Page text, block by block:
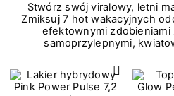
Stwórz swój viralowy, letni
Zmiksuj 7 hot wakacyjnych
efektownymi zdobieniami
samoprzylepnymi,